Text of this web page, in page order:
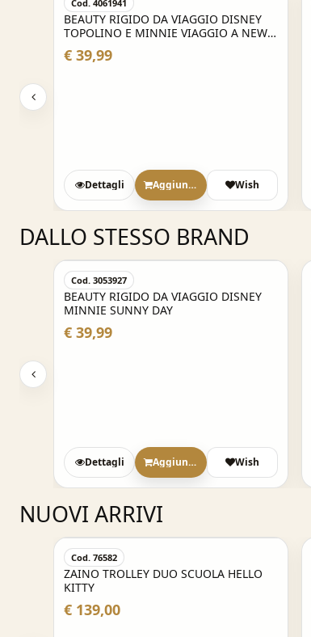
Cod. 4061941
BEAUTY RIGIDO DA VIAGGIO DISNEY
TOPOLINO E MINNIE VIAGGIO A NEW
YORK
€ 39,99
Dettagli Aggiungi Wish
DALLO STESSO BRAND
Cod. 3053927
BEAUTY RIGIDO DA VIAGGIO DISNEY
MINNIE SUNNY DAY
€ 39,99
Dettagli Aggiungi Wish
NUOVI ARRIVI
Cod. 76582
ZAINO TROLLEY DUO SCUOLA HELLO
KITTY
€ 139,00